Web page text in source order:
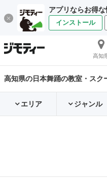
アプリならお得
インストール
高知
高知県の日本舞踊の教室・スク
エリア ジャンル